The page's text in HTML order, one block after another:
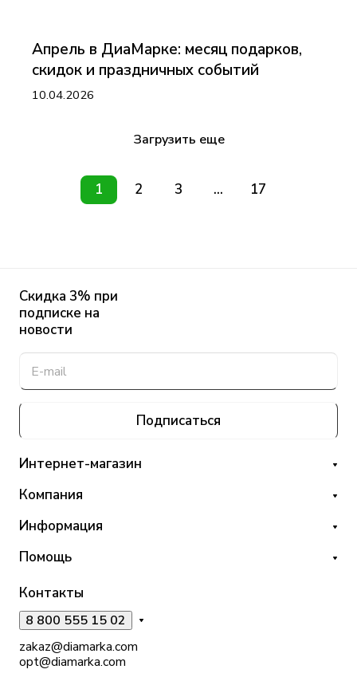
Апрель в ДиаМарке: месяц подарков,
скидок и праздничных событий
10.04.2026
Загрузить еще
1 2 3 ... 17
Скидка 3% при
подписке на
новости
Подписаться
Интернет-магазин
Компания
Информация
Помощь
Контакты
8 800 555 15 02
zakaz@diamarka.com
opt@diamarka.com